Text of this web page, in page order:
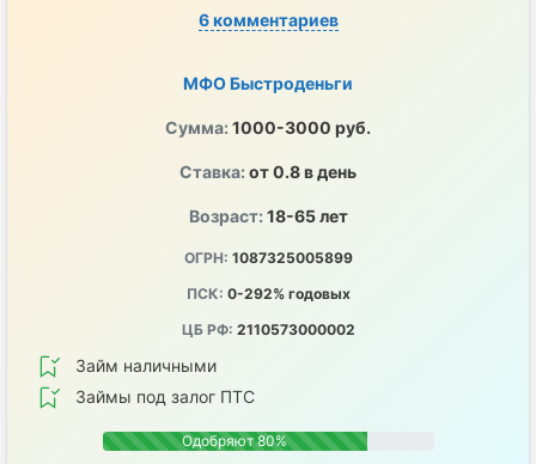
6 комментариев
МФО Быстроденьги
Сумма: 1000-3000 руб.
Ставка: от 0.8 в день
Возраст: 18-65 лет
ОГРН: 1087325005899
ПСК: 0-292% годовых
ЦБ РФ: 2110573000002
Займ наличными
Займы под залог ПТС
Одобряют 80%